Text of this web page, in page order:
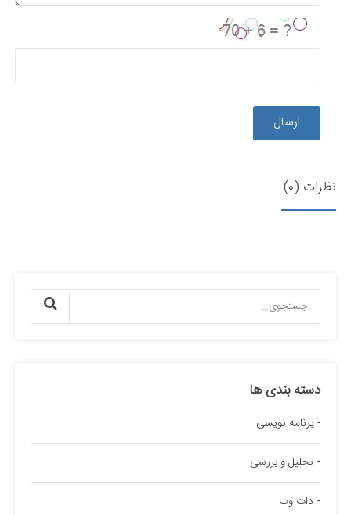
ارسال
نظرات (0)
دسته بندی ها
برنامه نویسی
تحلیل و بررسی
دات وب